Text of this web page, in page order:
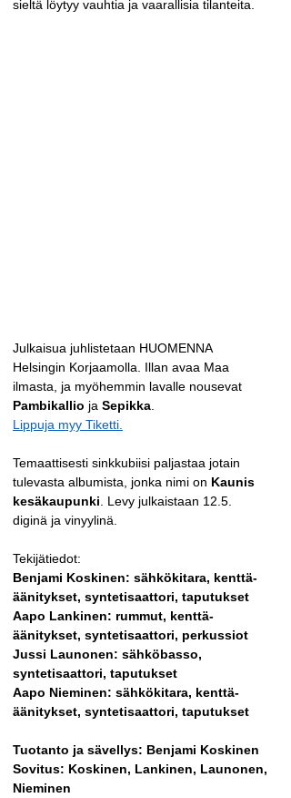
sieltä löytyy vauhtia ja vaarallisia tilanteita.
Julkaisua juhlistetaan HUOMENNA
Helsingin Korjaamolla. Illan avaa Maa
ilmasta, ja myöhemmin lavalle nousevat
Pambikallio ja Sepikka
Lippuja myy Tiketti.
Temaattisesti sinkkubiisi paljastaa jotain
tulevasta albumista, jonka nimi on Kaunis
kesäkaupunki . Levy julkaistaan 12.5.
diginä ja vinyylinä.
Tekijätiedot:
Benjami Koskinen: sähkökitara, kenttä-
äänitykset, syntetisaattori, taputukset
Aapo Lankinen: rummut, kenttä-
äänitykset, syntetisaattori, perkussiot
Jussi Launonen: sähköbasso,
syntetisaattori, taputukset
Aapo Nieminen: sähkökitara, kenttä-
äänitykset, syntetisaattori, taputukset
Tuotanto ja sävellys: Benjami Koskinen
Sovitus: Koskinen, Lankinen, Launonen,
Nieminen